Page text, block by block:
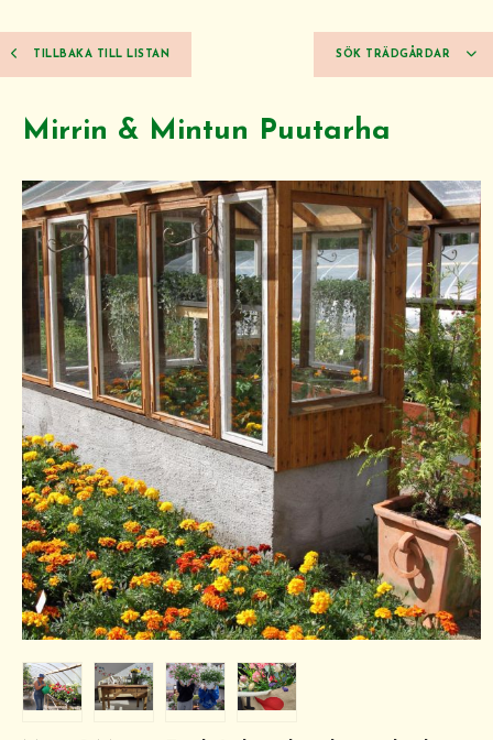
TILLBAKA TILL LISTAN SÖK TRÄDGÅRDAR
Mirrin & Mintun Puutarha